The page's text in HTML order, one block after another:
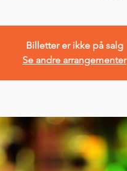
Billetter er ikke på salg
Se andre arrangementer